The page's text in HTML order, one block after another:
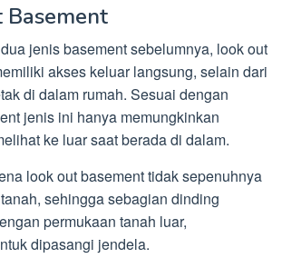
Basement
jenis basement sebelumnya, look out
akses keluar langsung, selain dari
di dalam rumah. Sesuai dengan
jenis ini hanya memungkinkan
ke luar saat berada di dalam.
look out basement tidak sepenuhnya
sehingga sebagian dinding
permukaan tanah luar,
dipasangi jendela.